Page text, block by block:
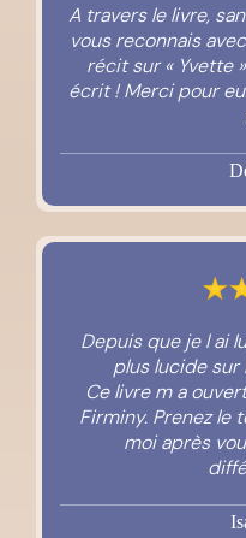
A travers le livre,
vous reconnais
récit sur « Yvette
écrit ! Merci pour
Depuis que je l ai
plus lucide sur
Ce livre m a
Firminy. Prenez le
moi après